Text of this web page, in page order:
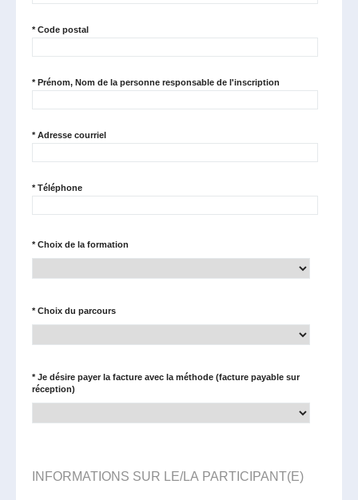
*Code postal
*Prénom, Nom de la personne responsable de l'inscription
*Adresse courriel
*Téléphone
*Choix de la formation
*Choix du parcours
*Je désire payer la facture avec la méthode (facture payable sur
réception)
INFORMATIONS SUR LE/LA PARTICIPANT(E)